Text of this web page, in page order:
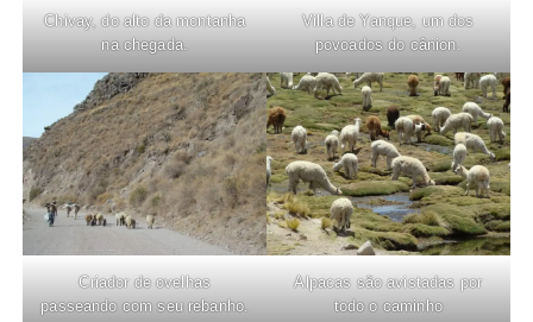
Chivay, do alto da montanha
na chegada.
Villa de Yanque, um dos
povoados do cânion.
Criador de ovelhas
passeando com seu rebanho.
Alpacas são avistadas por
todo o caminho